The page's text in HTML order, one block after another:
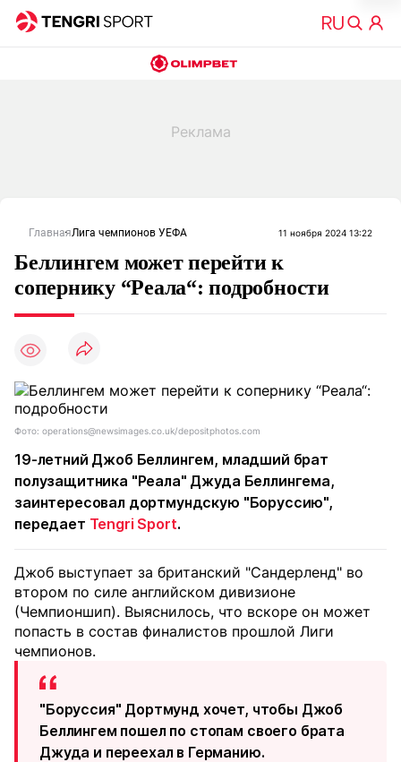
ГлавнаяЛига чемпионов УЕФА 11 ноября 2024 13:22
Беллингем может перейти к
сопернику “Реала“: подробности
Фото: operations@newsimages.co.uk/depositphotos.com
19-летний Джоб Беллингем, младший брат
полузащитника "Реала" Джуда Беллингема,
заинтересовал дортмундскую "Боруссию",
передает Tengri Sport.
Джоб выступает за британский "Сандерленд" во
втором по силе английском дивизионе
(Чемпионшип). Выяснилось, что вскоре он может
попасть в состав финалистов прошлой Лиги
чемпионов.
"Боруссия" Дортмунд хочет, чтобы Джоб
Беллингем пошел по стопам своего брата
Джуда и переехал в Германию.